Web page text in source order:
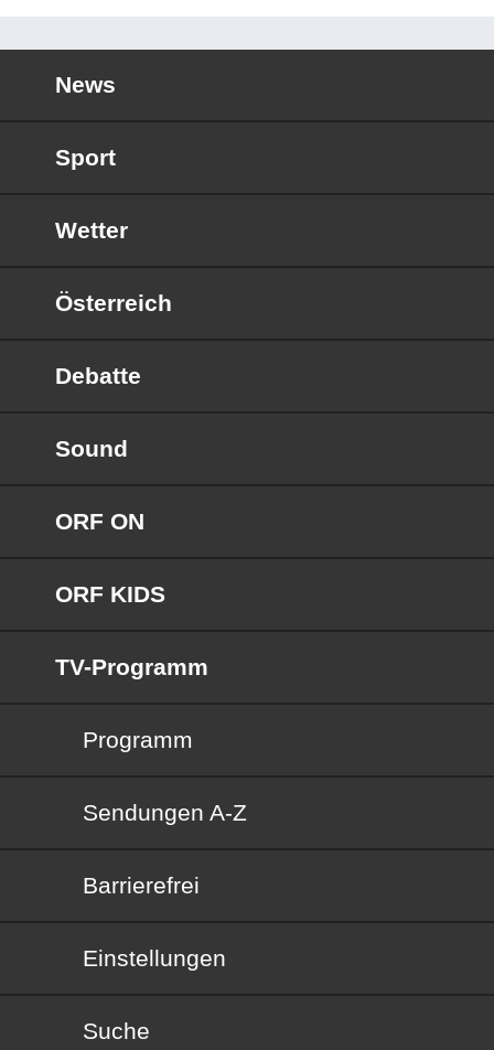
News
Sport
Wetter
Österreich
Debatte
Sound
ORF ON
ORF KIDS
TV-Programm
Programm
Sendungen von A bis Z
Sendungen A-Z
Barrierefrei
Barrierefrei
Einstellungen
Suche